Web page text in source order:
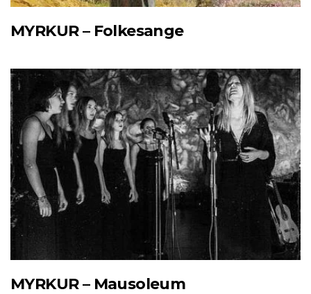
MYRKUR – Folkesange
MYRKUR – Mausoleum